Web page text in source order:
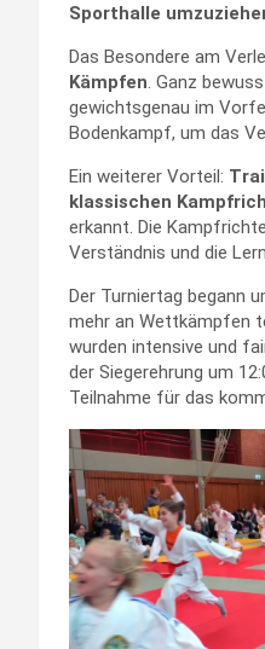
Sporthalle
Das Besondere am
Kämpfen. Ganz
gewichtsgenau im
Bodenkampf, um das
Ein weiterer Vorteil:
klassischen
erkannt. Die
Verständnis und die
Der Turniertag begann
mehr an Wettkämpfen
wurden intensive und
der Siegerehrung um
Teilnahme für das